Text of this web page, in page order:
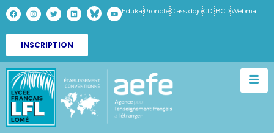
Eduka PronoteClass dojoCDI BCDWebmail
INSCRIPTION